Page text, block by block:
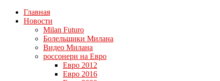
Главная
Новости
Milan Futuro
Болельщики Милана
Видео Милана
россонери на Евро
Евро 2012
Евро 2016